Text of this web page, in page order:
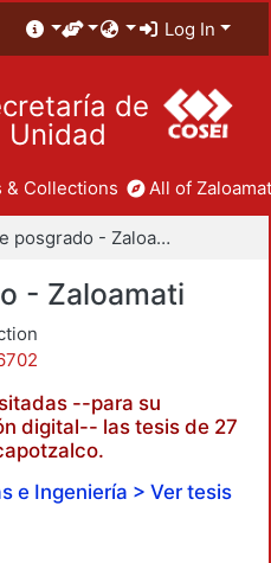
Log In
de
Unidad
& Collections All of
Tesis de posgrado - Zaloamati
- Zaloamati
--para su
digital-- las tesis de 27
e Ingeniería > Ver tesis